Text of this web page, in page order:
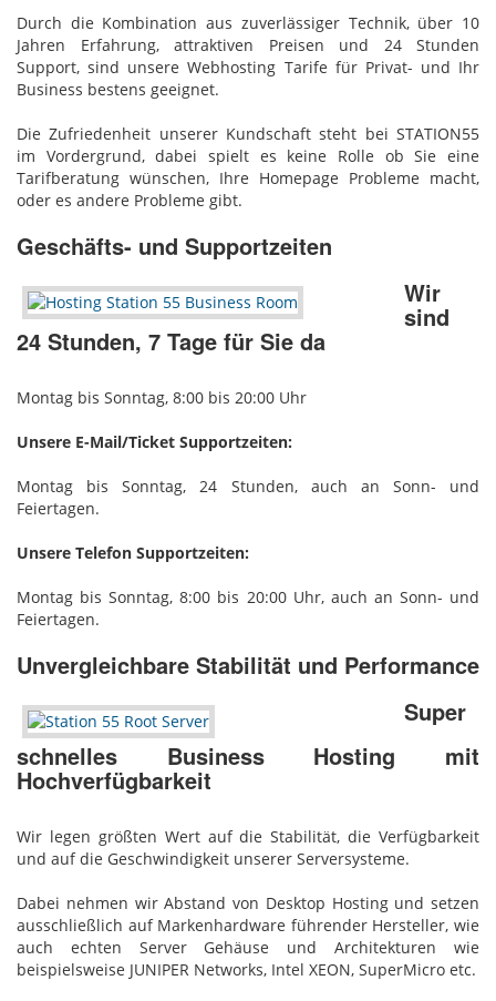
Durch die Kombination aus zuverlässiger Technik, über 10
Jahren Erfahrung, attraktiven Preisen und 24 Stunden
Support, sind unsere Webhosting Tarife für Privat- und Ihr
Business bestens geeignet.
Die Zufriedenheit unserer Kundschaft steht bei STATION55
im Vordergrund, dabei spielt es keine Rolle ob Sie eine
Tarifberatung wünschen, Ihre Homepage Probleme macht,
oder es andere Probleme gibt.
Geschäfts- und Supportzeiten
Wir
sind
24 Stunden, 7 Tage für Sie da
Montag bis Sonntag, 8:00 bis 20:00 Uhr
Unsere E-Mail/Ticket Supportzeiten:
Montag bis Sonntag, 24 Stunden, auch an Sonn- und
Feiertagen.
Unsere Telefon Supportzeiten:
Montag bis Sonntag, 8:00 bis 20:00 Uhr, auch an Sonn- und
Feiertagen.
Unvergleichbare Stabilität und Performance
Super
schnelles Business Hosting mit
Hochverfügbarkeit
Wir legen größten Wert auf die Stabilität, die Verfügbarkeit
und auf die Geschwindigkeit unserer Serversysteme.
Dabei nehmen wir Abstand von Desktop Hosting und setzen
ausschließlich auf Markenhardware führender Hersteller, wie
auch echten Server Gehäuse und Architekturen wie
beispielsweise JUNIPER Networks, Intel XEON, SuperMicro etc.